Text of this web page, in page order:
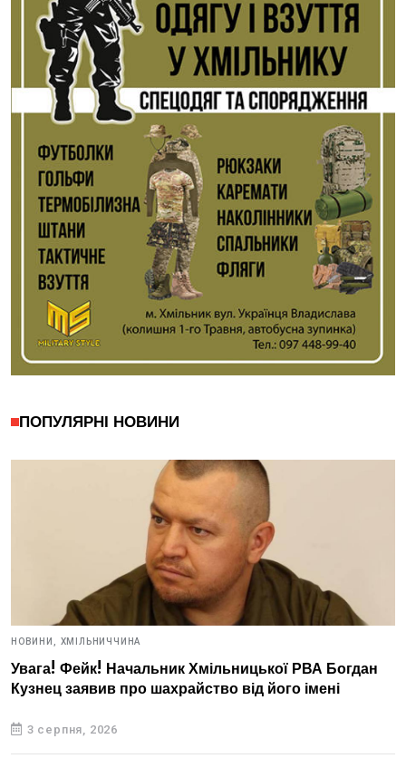
ПОПУЛЯРНІ НОВИНИ
НОВИНИ, ХМІЛЬНИЧЧИНА
Увага! Фейк! Начальник Хмільницької РВА Богдан
Кузнец заявив про шахрайство від його імені
3 серпня, 2026